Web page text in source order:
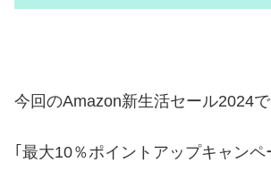
今回のAmazon新生活セール2024で
｢最大10％ポイントアップキャンペ